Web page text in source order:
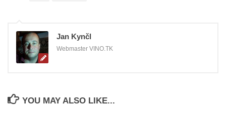
Jan Kynčl
Webmaster VINO.TK
YOU MAY ALSO LIKE...